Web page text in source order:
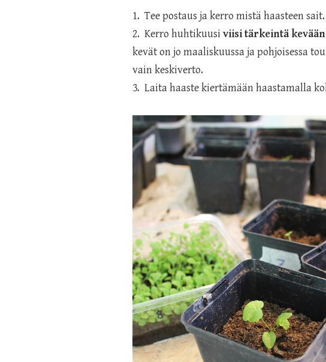
1. Tee postaus ja kerro mistä haasteen sait.
2. Kerro huhtikuusi viisi tärkeintä
kevät on jo maaliskuussa ja pohjoisessa
vain keskiverto.
3. Laita haaste kiertämään haastamalla